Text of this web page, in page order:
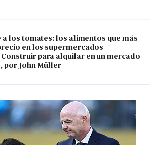
a los tomates: los alimentos que más
en los supermercados
Construir para alquilar en un mercado
por John Müller